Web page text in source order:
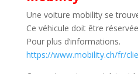
Une voiture mobility se
Ce véhicule doit être
Pour plus d’informations.
https://www.mobility.ch/fr/